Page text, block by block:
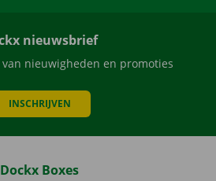
nieuwsbrief
nieuwigheden en promoties
INSCHRIJVEN
Dockx Boxes